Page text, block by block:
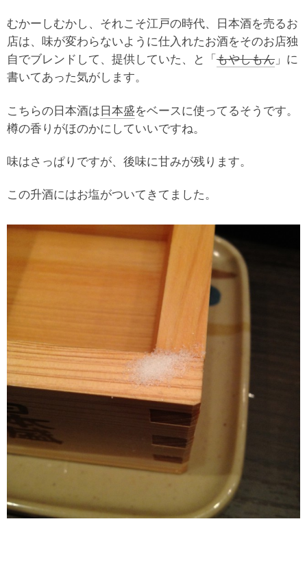
むかーしむかし、それこそ江戸の時代、日本酒を売るお
店は、味が変わらないように仕入れたお酒をそのお店独
自でブレンドして、提供していた、と「もやしもん 」に
書いてあった気がします。
こちらの日本酒は日本盛をベースに使ってるそうです。
樽の香りがほのかにしていいですね。
味はさっぱりですが、後味に甘みが残ります。
この升酒にはお塩がついてきてました。